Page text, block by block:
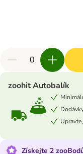
zoohit Autobalík
Získejte 2